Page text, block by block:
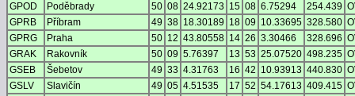
GPOD
Poděbrady 50 08 24.92173 15 08 6.75294 254.439
GPRB
Příbram 49 38 18.30189 18 09 10.33695 328.580
GPRG
Praha 50 12 43.80558 14 26 3.30466 328.696
GRAK
Rakovník 50 09 5.76397 13 53 25.07520 498.235
GSEB
Šebetov 49 33 4.31763 16 42 10.93913 440.830
GSLV
Slavičín 49 05 4.51535 17 52 54.17613 409.415